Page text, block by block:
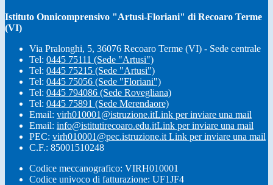
Istituto Onnicomprensivo "Artusi-Floriani" di Recoaro Terme
(VI)
Via Pralonghi, 5, 36076 Recoaro Terme (VI) - Sede centrale
Tel: 0445 75111 (Sede "Artusi")
Tel: 0445 75215 (Sede "Artusi")
Tel: 0445 75056 (Sede "Floriani")
Tel: 0445 794086 (Sede Rovegliana)
Tel: 0445 75891 (Sede Merendaore)
Email: virh010001@istruzione.itLink per inviare una mail
Email: info@istitutirecoaro.edu.itLink per inviare una mail
PEC: virh010001@pec.istruzione.it Link per inviare una mail
C.F.: 85001510248
Codice meccanografico: VIRH010001
Codice univoco di fatturazione: UF1JF4